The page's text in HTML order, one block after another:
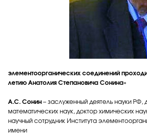
элементоорганических соединений
летию Анатолия Степановича Сонина»
А.С. Сонин – заслуженный деятель науки РФ,
математических наук, доктор химических
научный сотрудник Института
имени